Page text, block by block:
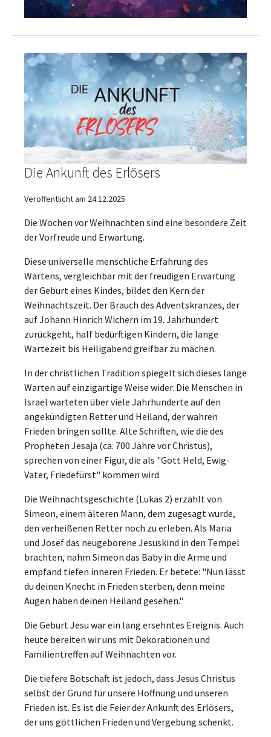
Die Ankunft des Erlösers
Veröffentlicht am 24.12.2025
Die Wochen vor Weihnachten sind eine besondere Zeit
der Vorfreude und Erwartung.
Diese universelle menschliche Erfahrung des
Wartens, vergleichbar mit der freudigen Erwartung
der Geburt eines Kindes, bildet den Kern der
Weihnachtszeit. Der Brauch des Adventskranzes, der
auf Johann Hinrich Wichern im 19. Jahrhundert
zurückgeht, half bedürftigen Kindern, die lange
Wartezeit bis Heiligabend greifbar zu machen.
In der christlichen Tradition spiegelt sich dieses lange
Warten auf einzigartige Weise wider. Die Menschen in
Israel warteten über viele Jahrhunderte auf den
angekündigten Retter und Heiland, der wahren
Frieden bringen sollte. Alte Schriften, wie die des
Propheten Jesaja (ca. 700 Jahre vor Christus),
sprechen von einer Figur, die als "Gott Held, Ewig-
Vater, Friedefürst" kommen wird.
Die Weihnachtsgeschichte (Lukas 2) erzählt von
Simeon, einem älteren Mann, dem zugesagt wurde,
den verheißenen Retter noch zu erleben. Als Maria
und Josef das neugeborene Jesuskind in den Tempel
brachten, nahm Simeon das Baby in die Arme und
empfand tiefen inneren Frieden. Er betete: "Nun lässt
du deinen Knecht in Frieden sterben, denn meine
Augen haben deinen Heiland gesehen."
Die Geburt Jesu war ein lang ersehntes Ereignis. Auch
heute bereiten wir uns mit Dekorationen und
Familientreffen auf Weihnachten vor.
Die tiefere Botschaft ist jedoch, dass Jesus Christus
selbst der Grund für unsere Hoffnung und unseren
Frieden ist. Es ist die Feier der Ankunft des Erlösers,
der uns göttlichen Frieden und Vergebung schenkt.